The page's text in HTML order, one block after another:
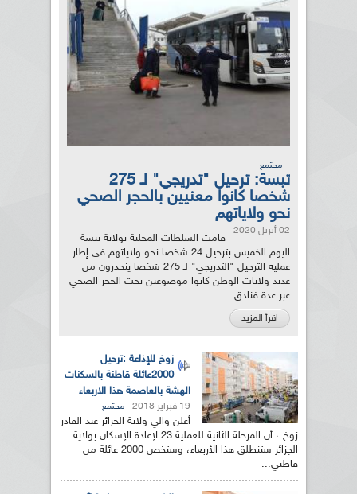
مجتمع
تبسة: ترحيل "تدريجي" لـ 275
شخصا كانوا معنيين بالحجر الصحي
نحو ولاياتهم
02 أبريل 2020
قامت السلطات المحلية بولاية تبسة
اليوم الخميس بترحيل 24 شخصا نحو ولاياتهم في إطار
عملية الترحيل "التدريجي" لـ 275 شخصا ينحدرون من
عديد ولايات الوطن كانوا موضوعين تحت الحجر الصحي
عبر عدة فنادق...
اقرأ المزيد
زوخ للإذاعة :ترحيل
2000عائلة قاطنة بالسكنات
الهشة بالعاصمة هذا الاربعاء
19 فبراير 2018 مجتمع
أعلن والي ولاية الجزائر عبد القادر
زوخ ، أن المرحلة الثانية للعملية 23 لإعادة الإسكان بولاية
الجزائر ستنطلق هذا الأربعاء، وستخص 2000 عائلة من
قاطني...